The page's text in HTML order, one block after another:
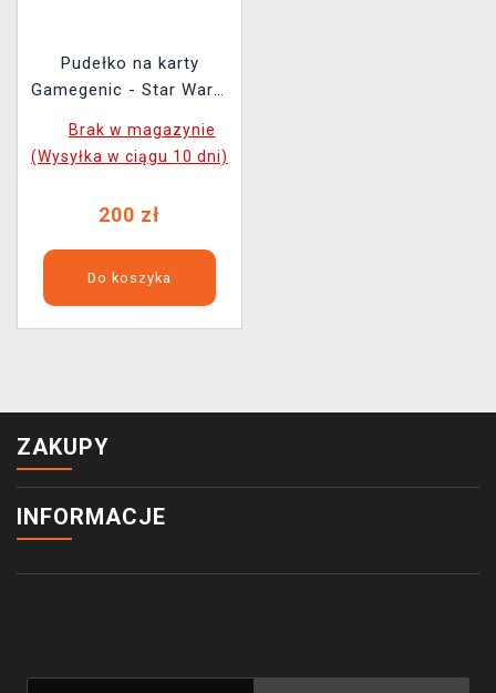
Pudełko na karty
Gamegenic - Star Wars:
Pod Red
Brak w magazynie
(Wysyłka w ciągu 10 dni)
200 zł
Do koszyka
ZAKUPY
INFORMACJE